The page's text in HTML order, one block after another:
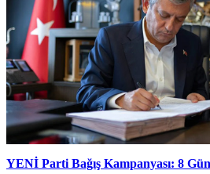
YENİ Parti Bağış Kampanyası: 8